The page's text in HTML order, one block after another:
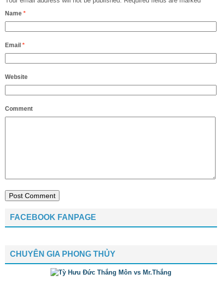
Name *
Email *
Website
Comment
FACEBOOK FANPAGE
CHUYÊN GIA PHONG THỦY